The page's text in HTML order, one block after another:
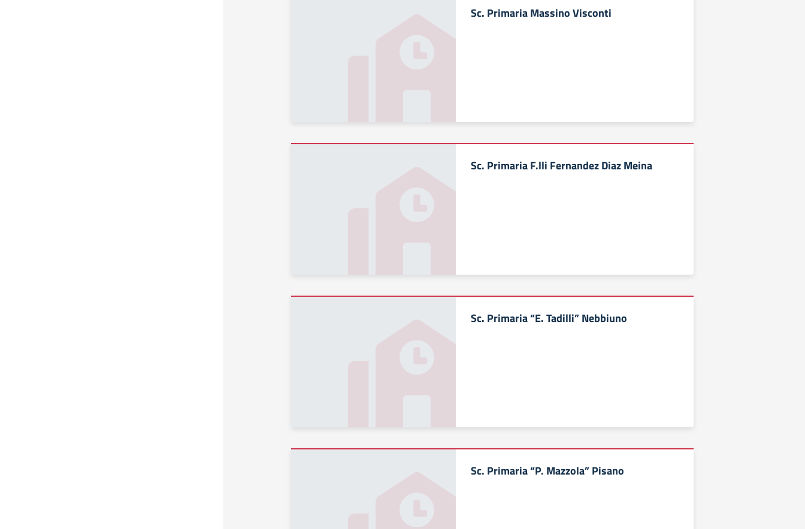
Sc. Primaria Massino Visconti
Sc. Primaria F.lli Fernandez Diaz Meina
Sc. Primaria “E. Tadilli” Nebbiuno
Sc. Primaria “P. Mazzola” Pisano